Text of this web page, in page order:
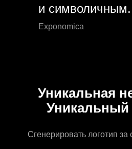
и символичным.
Exponomica
Уникальная
Уникальный
Сгенерировать логотип